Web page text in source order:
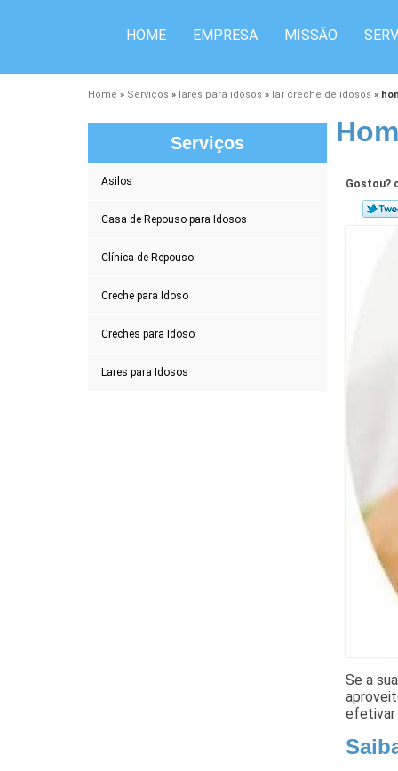
HOME EMPRESA MISSÃO
Home » Serviços » lares para idosos » lar creche de idosos »
Serviços
Asilos
Casa de Repouso para Idosos
Clínica de Repouso
Creche para Idoso
Creches para Idoso
Lares para Idosos
Gostou?
Se a
efetivar